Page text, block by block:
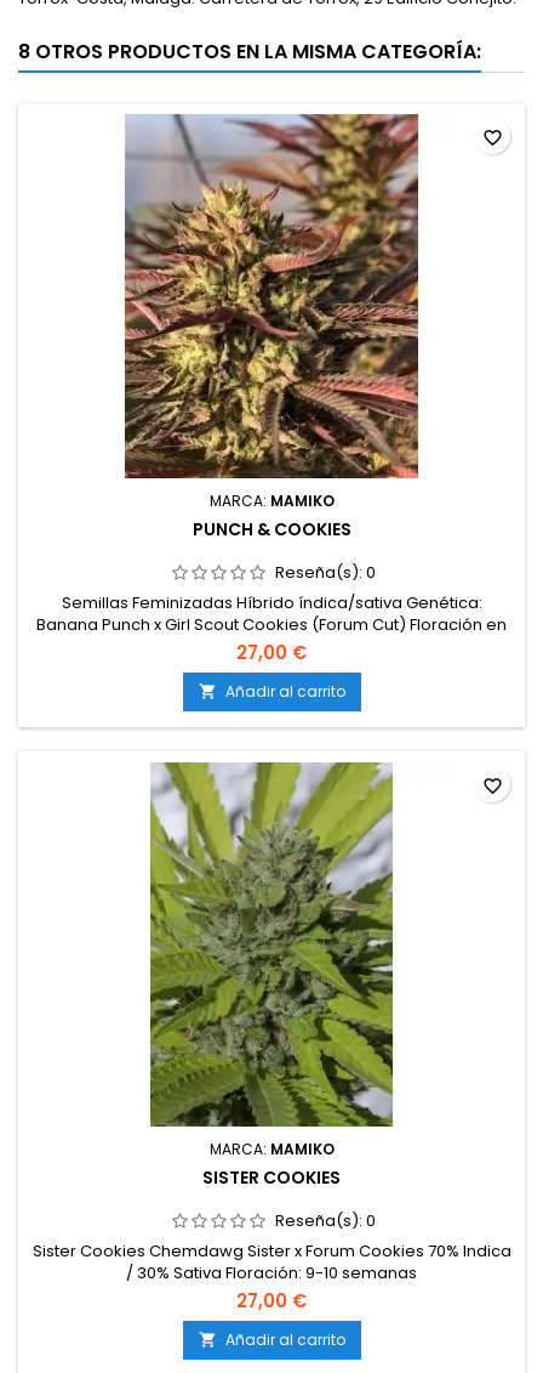
8 OTROS PRODUCTOS EN LA MISMA CATEGORÍA:
MARCA: MAMIKO
PUNCH & COOKIES
Reseña(s): 0
Semillas Feminizadas Híbrido índica/sativa Genética:
Banana Punch x Girl Scout Cookies (Forum Cut) Floración en
interior: 60-65 días Floración en exterior: mediados de
octubre Producción: media/alta
27,00 €
 Añadir al carrito
favorite_border
MARCA: MAMIKO
SISTER COOKIES
Reseña(s): 0
Sister Cookies Chemdawg Sister x Forum Cookies 70% Indica
/ 30% Sativa Floración: 9-10 semanas
27,00 €
 Añadir al carrito
favorite_border